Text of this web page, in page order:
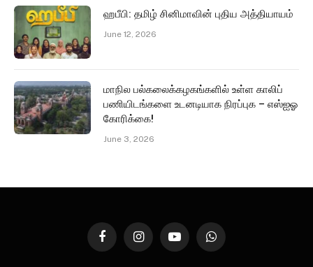
ஹபீபி: தமிழ் சினிமாவின் புதிய அத்தியாயம்
June 12, 2026
மாநில பல்கலைக்கழகங்களில் உள்ள காலிப்
பணியிடங்களை உடனடியாக நிரப்புக – எஸ்ஐஓ
கோரிக்கை!
June 3, 2026
FacebookInstagramYouTubeWhatsApp